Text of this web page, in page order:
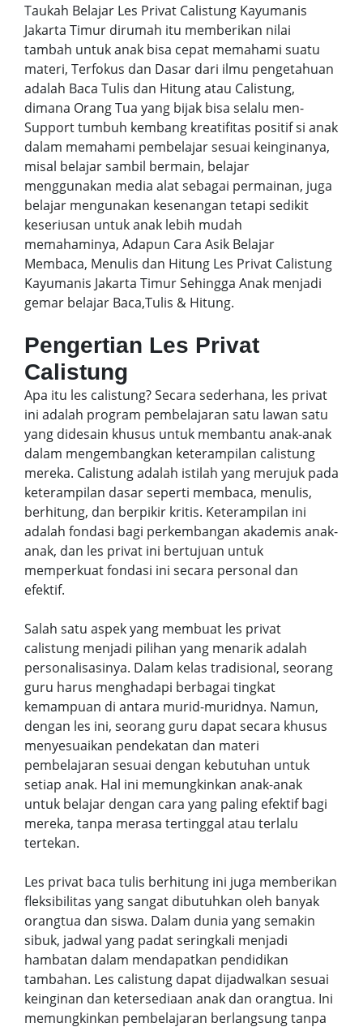
Taukah Belajar Les Privat Calistung Kayumanis
Jakarta Timur dirumah itu memberikan nilai
tambah untuk anak bisa cepat memahami suatu
materi, Terfokus dan Dasar dari ilmu pengetahuan
adalah Baca Tulis dan Hitung atau Calistung,
dimana Orang Tua yang bijak bisa selalu men-
Support tumbuh kembang kreatifitas positif si anak
dalam memahami pembelajar sesuai keinginanya,
misal belajar sambil bermain, belajar
menggunakan media alat sebagai permainan, juga
belajar mengunakan kesenangan tetapi sedikit
keseriusan untuk anak lebih mudah
memahaminya, Adapun Cara Asik Belajar
Membaca, Menulis dan Hitung Les Privat Calistung
Kayumanis Jakarta Timur Sehingga Anak menjadi
gemar belajar Baca,Tulis & Hitung.
Pengertian Les Privat
Calistung
Apa itu les calistung? Secara sederhana, les privat
ini adalah program pembelajaran satu lawan satu
yang didesain khusus untuk membantu anak-anak
dalam mengembangkan keterampilan calistung
mereka. Calistung adalah istilah yang merujuk pada
keterampilan dasar seperti membaca, menulis,
berhitung, dan berpikir kritis. Keterampilan ini
adalah fondasi bagi perkembangan akademis anak-
anak, dan les privat ini bertujuan untuk
memperkuat fondasi ini secara personal dan
efektif.
Salah satu aspek yang membuat les privat
calistung menjadi pilihan yang menarik adalah
personalisasinya. Dalam kelas tradisional, seorang
guru harus menghadapi berbagai tingkat
kemampuan di antara murid-muridnya. Namun,
dengan les ini, seorang guru dapat secara khusus
menyesuaikan pendekatan dan materi
pembelajaran sesuai dengan kebutuhan untuk
setiap anak. Hal ini memungkinkan anak-anak
untuk belajar dengan cara yang paling efektif bagi
mereka, tanpa merasa tertinggal atau terlalu
tertekan.
Les privat baca tulis berhitung ini juga memberikan
fleksibilitas yang sangat dibutuhkan oleh banyak
orangtua dan siswa. Dalam dunia yang semakin
sibuk, jadwal yang padat seringkali menjadi
hambatan dalam mendapatkan pendidikan
tambahan. Les calistung dapat dijadwalkan sesuai
keinginan dan ketersediaan anak dan orangtua. Ini
memungkinkan pembelajaran berlangsung tanpa